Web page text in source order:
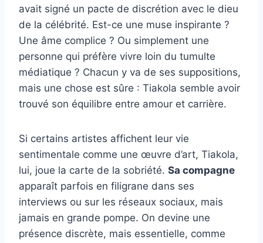
avait signé un pacte de discrétion avec le dieu
de la célébrité. Est-ce une muse inspirante ?
Une âme complice ? Ou simplement une
personne qui préfère vivre loin du tumulte
médiatique ? Chacun y va de ses suppositions,
mais une chose est sûre : Tiakola semble avoir
trouvé son équilibre entre amour et carrière.
Si certains artistes affichent leur vie
sentimentale comme une œuvre d’art, Tiakola,
lui, joue la carte de la sobriété. Sa compagne
apparaît parfois en filigrane dans ses
interviews ou sur les réseaux sociaux, mais
jamais en grande pompe. On devine une
présence discrète, mais essentielle, comme